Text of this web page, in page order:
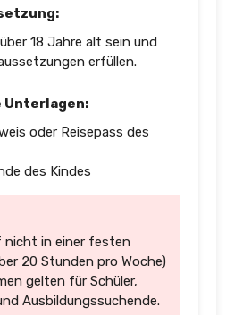
18 Jahre alt sein und
erfüllen.
oder Reisepass des
des Kindes
nicht in einer festen
20 Stunden pro Woche)
gelten für Schüler,
Ausbildungssuchende.